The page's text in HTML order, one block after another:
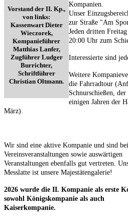
Vorstand der II. Kp.,
von links:
Kassenwart Dieter
Wieczorek,
Kompanieführer
Matthias Lanfer,
Zugführer Ludger
Burrichter,
Schriftführer
Christian Oltmann.
Kompanien.
Unser
zur Straße "Am
Jeden dritten
20:00 Uhr zum
Interessierte sind
Weitere
die Fahrradtour
Schnurschießen,
einigen Jahren der
März).
Wir sind eine aktive Kompanie und sind bei
Vereinsveranstaltungen sowie auswärtigen
Veranstaltungen ebenfalls gut vertreten.
Messlatte ist unsere Majestätengalerie!
2026 wurde die II. Kompanie als erste
sowohl Königskompanie als auch
Kaiserkompanie.